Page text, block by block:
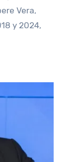
Vera,
y 2024,